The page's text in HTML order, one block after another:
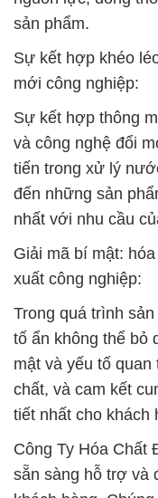
sản phẩm.
Sự kết hợp khéo
mới công nghiệp:
Sự kết hợp thông
và công nghệ đổi
tiến trong xử lý
đến những sản
nhất với nhu cầu
Giải mã bí mật:
xuất công nghiệp:
Trong quá trình
tố ẩn không thể bỏ
mật và yếu tố
chất, và cam kết
tiết nhất cho khách
Công Ty Hóa Chất
sẵn sàng hỗ trợ và